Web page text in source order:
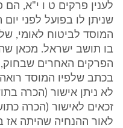
לענין פרקים ט ו י"א, הם
שניתן לו בפועל לפני
המוסד לביטוח לאומי,
הפרקים האחרים שבחוק,
בכתב שלפיו המוסד
לא ניתן אישור (הכרה
לאור ההנחיה שהיתה אז